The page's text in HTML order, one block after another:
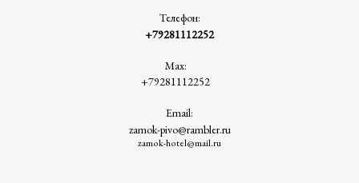
Телефон:
+79281112252
Max:
+79281112252
Email:
zamok-pivo@rambler.ru
zamok-hotel@mail.ru